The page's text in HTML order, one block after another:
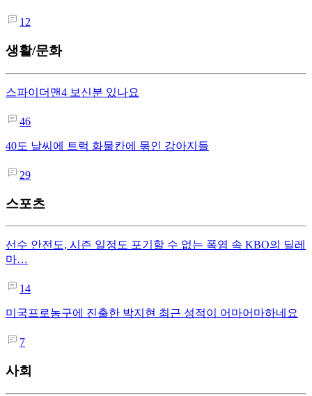
12
생활/문화
스파이더맨4 보신분 있나요
46
40도 날씨에 트럭 화물칸에 묶인 강아지들
29
스포츠
선수 안전도, 시즌 일정도 포기할 수 없는 폭염 속 KBO의 딜레
마…
14
미국프로농구에 진출한 박지현 최근 성적이 어마어마하네요
7
사회